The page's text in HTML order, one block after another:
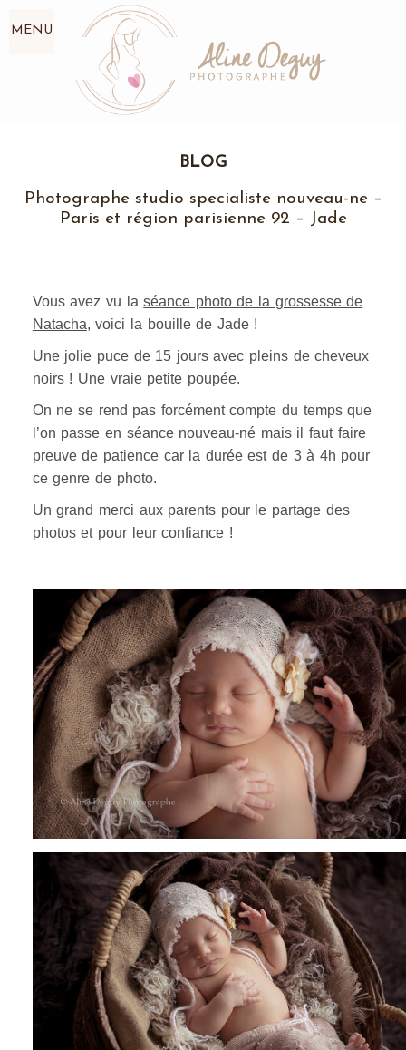
MENU
BLOG
Photographe studio specialiste nouveau-ne –
Paris et région parisienne 92 – Jade
Vous avez vu laséance photo de la grossesse de
Natacha, voici la bouille de Jade !
Une jolie puce de 15 jours avec pleins de cheveux
noirs ! Une vraie petite poupée.
On ne se rend pas forcément compte du temps que
l’on passe en séance nouveau-né mais il faut faire
preuve de patience car la durée est de 3 à 4h pour
ce genre de photo.
Un grand merci aux parents pour le partage des
photos et pour leur confiance !